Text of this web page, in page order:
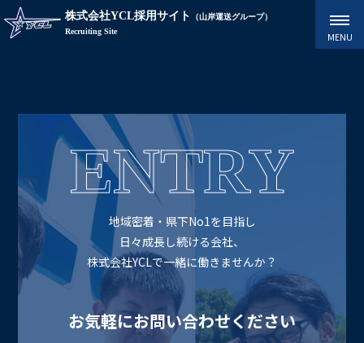
株式会社YCL採用サイト
（山岸運送グループ）
Recruiting Site
ENTRY
地域密着・県下No1を目指し
日々成長し続ける会社、
株式会社YCLで一緒に働きませんか？
お気軽にお問い合わせください